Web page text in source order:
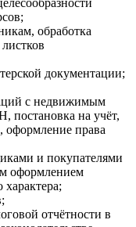
обработка
документации;
с недвижимым
постановка на учёт,
оформление права
и покупателями
оформлением
характера;
отчётности в